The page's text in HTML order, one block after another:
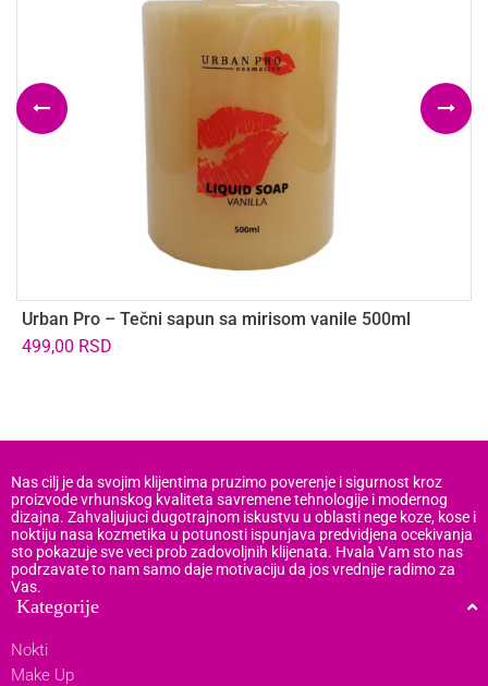
Urban Pro – Tečni sapun sa mirisom vanile 500ml
499,00 RSD
Nas cilj je da svojim klijentima pruzimo poverenje i sigurnost kroz
proizvode vrhunskog kvaliteta savremene tehnologije i modernog
dizajna. Zahvaljujuci dugotrajnom iskustvu u oblasti nege koze, kose i
noktiju nasa kozmetika u potunosti ispunjava predvidjena ocekivanja
sto pokazuje sve veci prob zadovoljnih klijenata. Hvala Vam sto nas
podrzavate to nam samo daje motivaciju da jos vrednije radimo za
Vas.
Kategorije
Nokti
Make Up